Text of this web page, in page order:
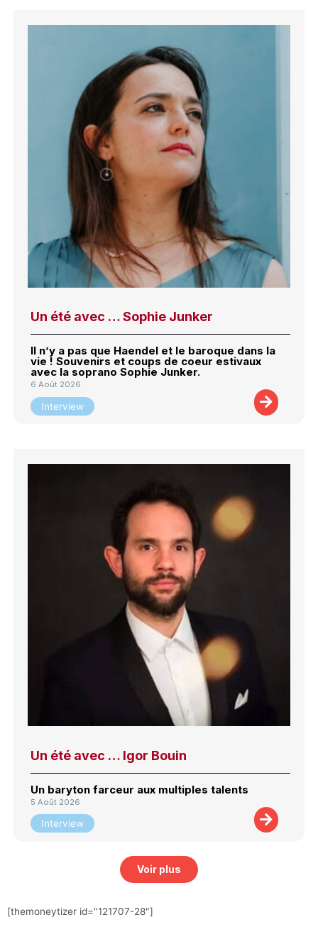
Un été avec … Sophie Junker
Il n’y a pas que Haendel et le baroque dans la
vie ! Souvenirs et coups de coeur estivaux
avec la soprano Sophie Junker.
6 Août 2026
Interview
Un été avec … Igor Bouin
Un baryton farceur aux multiples talents
5 Août 2026
Interview
Voir plus
[themoneytizer id="121707-28"]